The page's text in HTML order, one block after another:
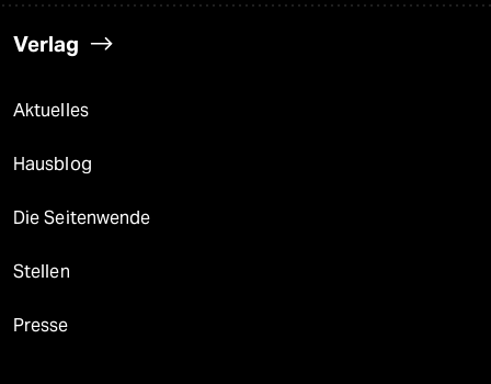
Verlag
Aktuelles
Hausblog
Die Seitenwende
Stellen
Presse